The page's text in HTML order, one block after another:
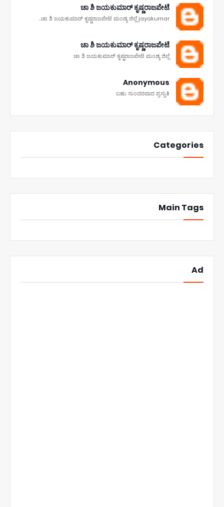
ಚಾ ಶಿ ಜಯಕುಮಾರ್ ಕೃಷ್ಣರಾಜಪೇಟೆ
ಚಾ ಶಿ ಜಯಕುಮಾರ್ ಕೃಷ್ಣರಾಜಪೇಟೆ ಮಂಡ್ಯ ಜಿಲ್ಲೆ jayakumar...
ಚಾ ಶಿ ಜಯಕುಮಾರ್ ಕೃಷ್ಣರಾಜಪೇಟೆ
ಚಾ ಶಿ ಜಯಕುಮಾರ್ ಕೃಷ್ಣರಾಜಪೇಟೆ ಮಂಡ್ಯ ಜಿಲ್ಲೆ
Anonymous
ಬಹು ಸುಂದರವಾದ ಪ್ರಸ್ತುತಿ
Categories
Main Tags
Ad